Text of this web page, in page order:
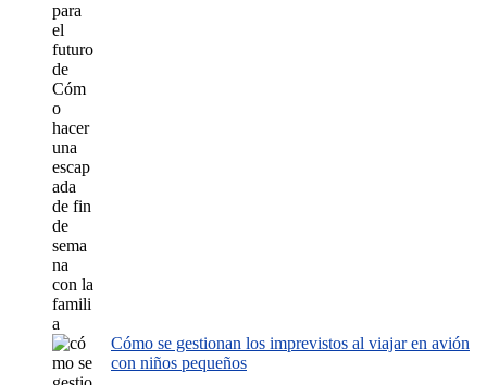
Cómo se gestionan los imprevistos al viajar en avión
con niños pequeños